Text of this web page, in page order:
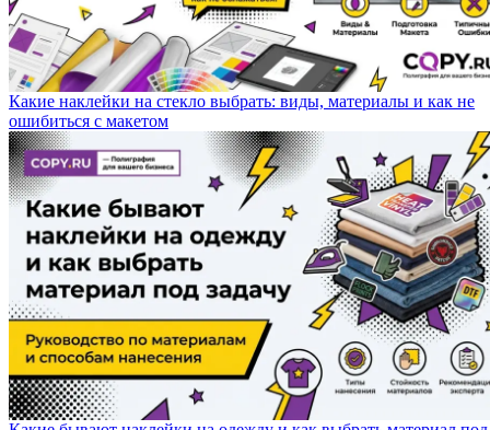
Какие наклейки на стекло выбрать: виды, материалы и как не
ошибиться с макетом